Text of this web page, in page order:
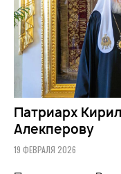
Патриарх
Алекперову
19 ФЕВРАЛЯ 2026